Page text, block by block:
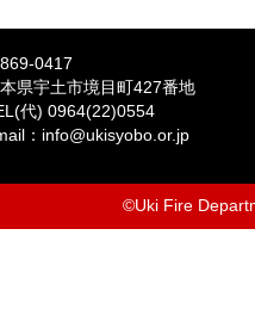
0417
県宇土市境目町427番地
代) 0964(22)0554
：info@ukisyobo.or.jp
©Uki Fire